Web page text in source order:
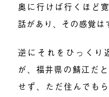
奥に行けば行くほど
話があり、その感覚は
逆にそれをひっくり
が、福井県の鯖江だ
せず、ただ住んでも